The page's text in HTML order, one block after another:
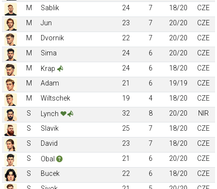
M
Sablik 24 7 18/20
CZE
M
Jun 23 7 20/20
CZE
M
Dvornik 22 7 20/20
CZE
M
Sima 24 6 20/20
CZE
M
Krap 24 6 18/20
CZE
M
Adam 21 6 19/19
CZE
M
Wiltschek 19 4 18/20
CZE
S
Lynch 32 8 20/20
NIR
S
Slavik 25 7 18/20
CZE
S
David 23 7 18/20
CZE
S
Obal 21 6 20/20
CZE
S
Bucek 22 6 18/20
CZE